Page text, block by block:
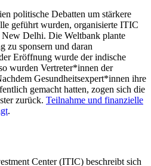
politische Debatten um stärkere
geführt wurden, organisierte ITIC
Delhi. Die Weltbank plante
zu sponsern und daran
Eröffnung wurde der indische
wurden Vertreter*innen der
Gesundheitsexpert*innen ihre
gemacht hatten, zogen sich die
zurück. Teilnahme und finanzielle
.
Center (ITIC) beschreibt sich